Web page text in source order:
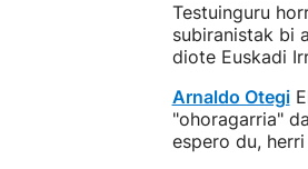
Testuinguru
subiranistak bi
diote Euskadi
Arnaldo Otegi
"ohoragarria"
espero du,